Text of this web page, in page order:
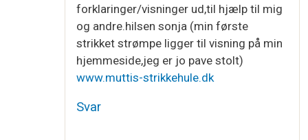
forklaringer/visninger ud,til hjælp til mig
og andre.hilsen sonja (min første
strikket strømpe ligger til visning på min
hjemmeside,jeg er jo pave stolt)
www.muttis-strikkehule.dk
Svar